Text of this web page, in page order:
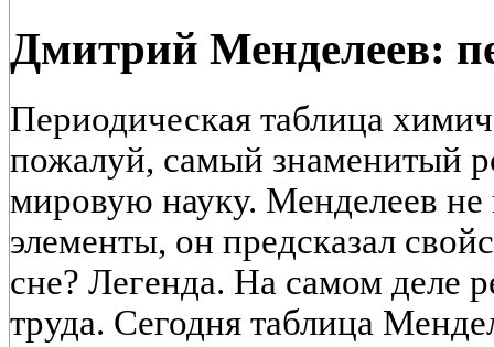
Дмитрий Менделеев:
Периодическая таблица
пожалуй, самый знаменитый
мировую науку. Менделеев не
элементы, он предсказал
сне? Легенда. На самом деле
труда. Сегодня таблица